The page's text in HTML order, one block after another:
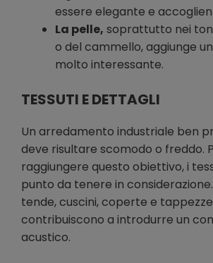
essere elegante e
La pelle, soprattutto nei
o del cammello, aggiunge
molto interessante.
TESSUTI E DETTAGLI
Un arredamento industriale ben
deve risultare scomodo o freddo.
raggiungere questo obiettivo, i
punto da tenere in
tende, cuscini, coperte e
contribuiscono a introdurre un
acustico.